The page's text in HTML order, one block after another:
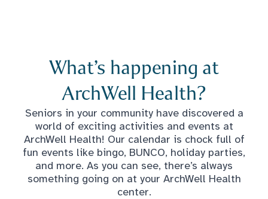
What’s happening at
ArchWell Health?
Seniors in your community have discovered a
world of exciting activities and events at
ArchWell Health! Our calendar is chock full of
fun events like bingo, BUNCO, holiday parties,
and more. As you can see, there’s always
something going on at your ArchWell Health
center.